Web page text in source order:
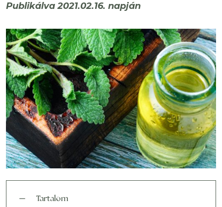
Publikálva 2021.02.16. napján
Tartalom